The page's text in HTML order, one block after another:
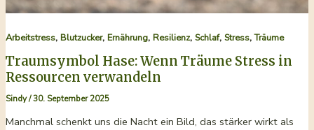
Arbeitstress, Blutzucker, Ernährung, Resilienz, Schlaf, Stress,Träume
Traumsymbol Hase: Wenn Träume Stress in
Ressourcen verwandeln
Sindy/30. September 2025
Manchmal schenkt uns die Nacht ein Bild, das stärker wirkt als